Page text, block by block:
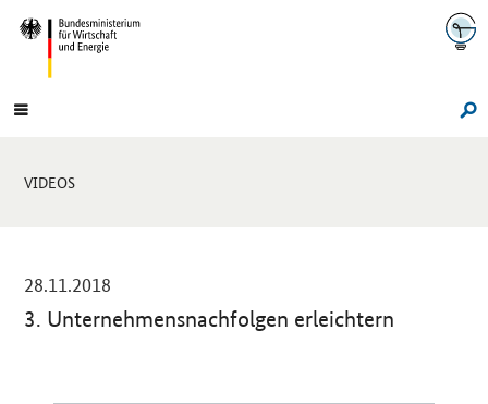
Navigation
Hauptmenü
Sie
VIDEOS
28.11.2018
3. Unternehmensnachfolgen erleichtern